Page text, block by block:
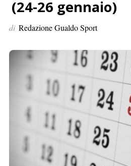
e
r
(24-26 gennaio)
di Redazione Gualdo Sport